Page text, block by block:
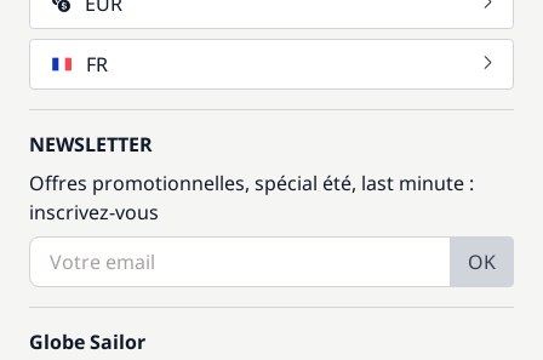
FR
NEWSLETTER
Offres promotionnelles, spécial été, last minute :
inscrivez-vous
OK
Globe Sailor